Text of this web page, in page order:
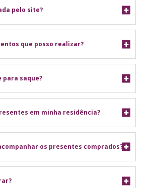
pelo site?
que posso realizar?
para saque?
em minha residência?
os presentes comprados?